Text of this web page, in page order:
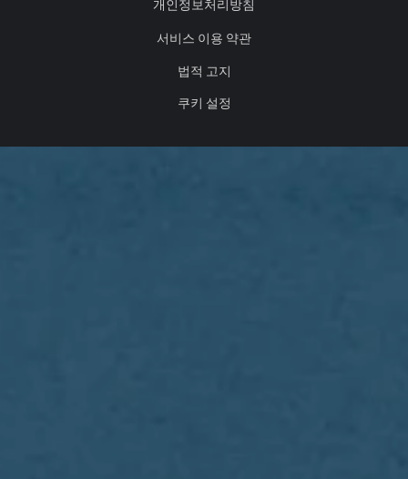
개인정보처리방침
서비스 이용 약관
법적 고지
쿠키 설정